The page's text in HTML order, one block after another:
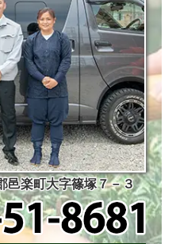
邑楽町大字篠塚７－３